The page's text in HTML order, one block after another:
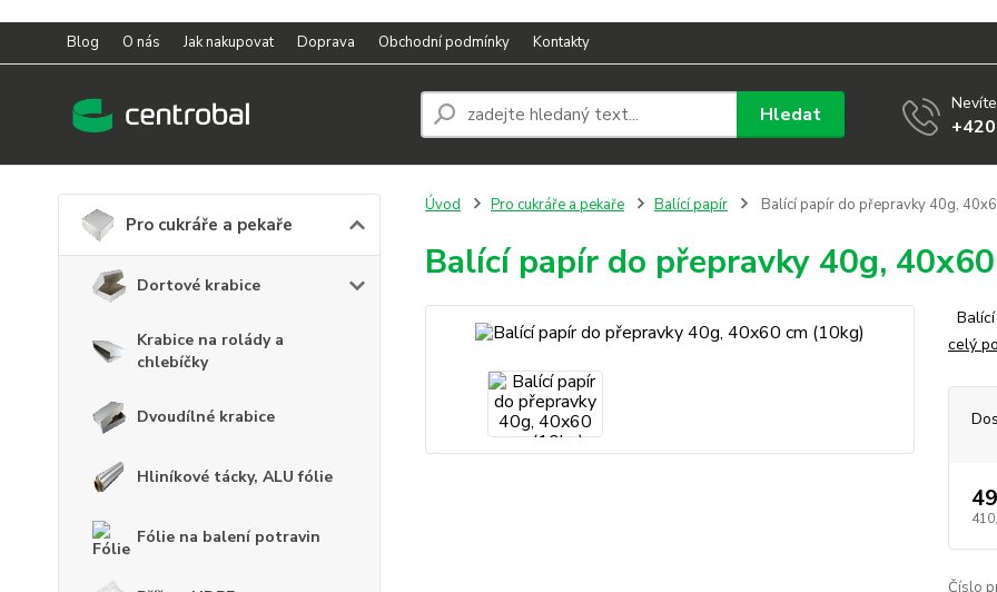
Blog O nás Jak nakupovat Doprava Obchodní podmínky Kontakty
Hledat
Pro cukráře a pekaře
Dortové krabice
Krabice na rolády a
chlebíčky
Dvoudílné krabice
Hliníkové tácky, ALU fólie
Fólie na balení potravin
Úvod Pro cukráře a pekaře Balící papír Balící papír do přepravky 40g,
Balící papír do přepravky 40g,
celý
Číslo